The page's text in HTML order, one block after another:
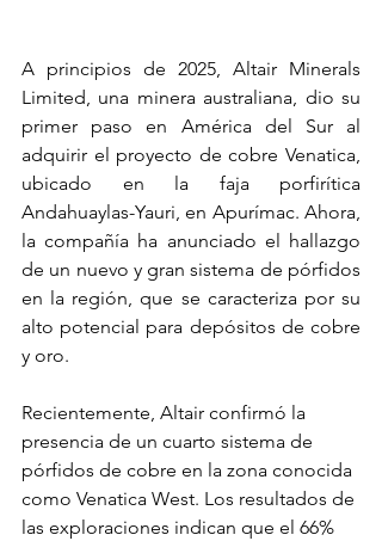
A principios de 2025, Altair Minerals
Limited, una minera australiana, dio su
primer paso en América del Sur al
adquirir el proyecto de cobre Venatica,
ubicado en la faja porfirítica
Andahuaylas-Yauri, en Apurímac. Ahora,
la compañía ha anunciado el hallazgo
de un nuevo y gran sistema de pórfidos
en la región, que se caracteriza por su
alto potencial para depósitos de cobre
y oro.
Recientemente, Altair confirmó la
presencia de un cuarto sistema de
pórfidos de cobre en la zona conocida
como Venatica West. Los resultados de
las exploraciones indican que el 66%